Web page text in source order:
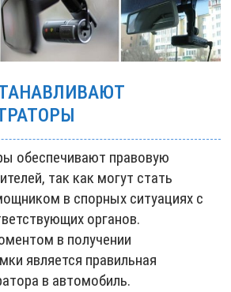
обеспечивают правовую
так как могут стать
в спорных ситуациях с
органов.
в получении
является правильная
в автомобиль.